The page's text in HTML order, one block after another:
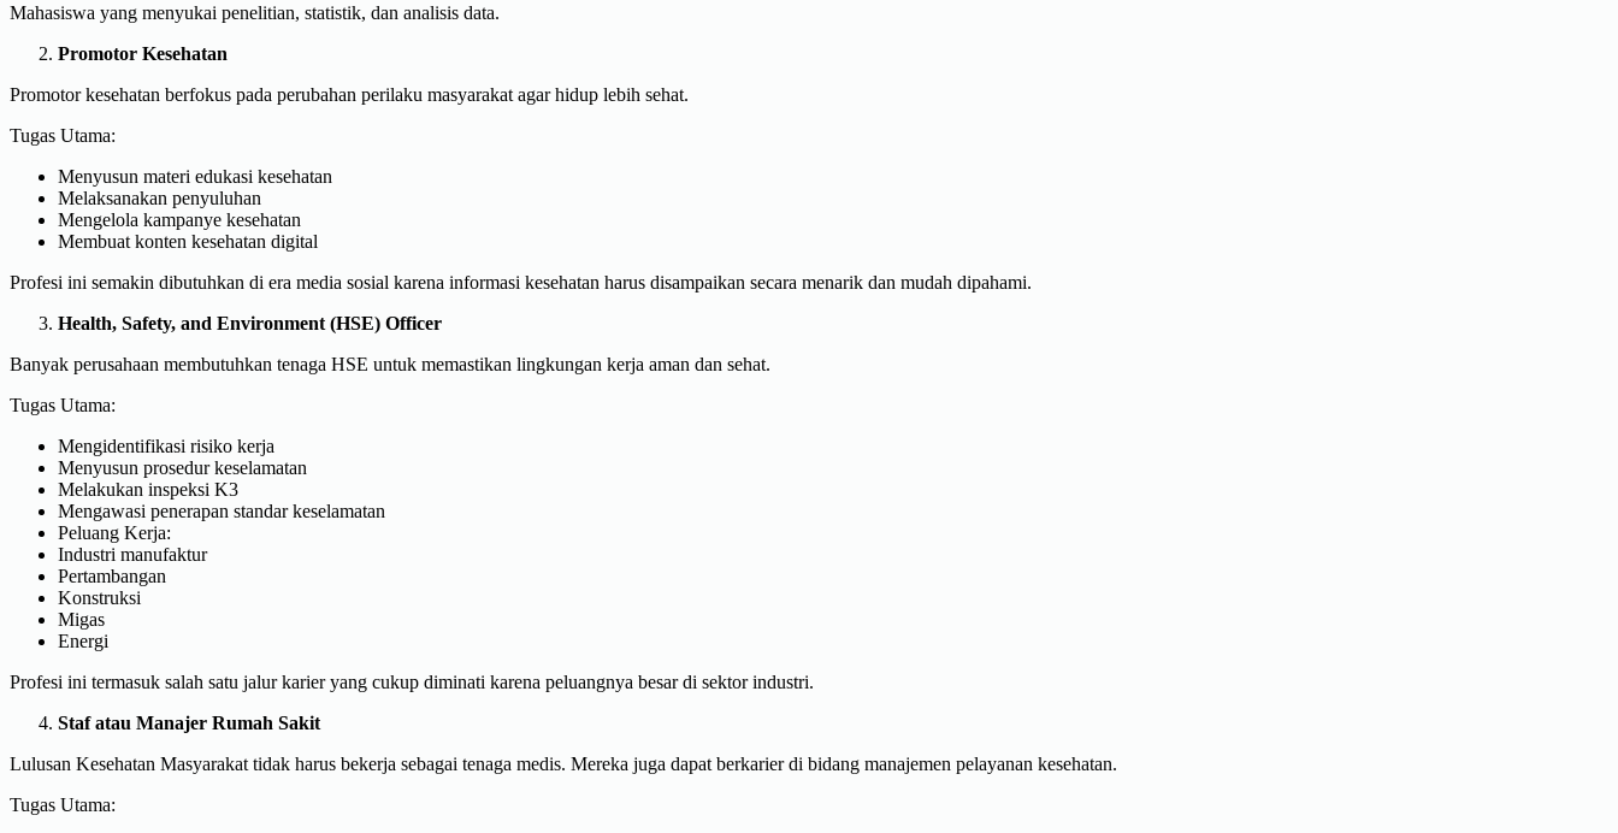
Mahasiswa yang menyukai penelitian, statistik, dan analisis data.
Promotor Kesehatan
Promotor kesehatan berfokus pada perubahan perilaku masyarakat agar hidup lebih sehat.
Tugas Utama:
Menyusun materi edukasi kesehatan
Melaksanakan penyuluhan
Mengelola kampanye kesehatan
Membuat konten kesehatan digital
Profesi ini semakin dibutuhkan di era media sosial karena informasi kesehatan harus disampaikan secara menarik dan mudah dipahami.
Health, Safety, and Environment (HSE) Officer
Banyak perusahaan membutuhkan tenaga HSE untuk memastikan lingkungan kerja aman dan sehat.
Tugas Utama:
Mengidentifikasi risiko kerja
Menyusun prosedur keselamatan
Melakukan inspeksi K3
Mengawasi penerapan standar keselamatan
Peluang Kerja:
Industri manufaktur
Pertambangan
Konstruksi
Migas
Energi
Profesi ini termasuk salah satu jalur karier yang cukup diminati karena peluangnya besar di sektor industri.
Staf atau Manajer Rumah Sakit
Lulusan Kesehatan Masyarakat tidak harus bekerja sebagai tenaga medis. Mereka juga dapat berkarier di bidang manajemen pelayanan kesehatan.
Tugas Utama: